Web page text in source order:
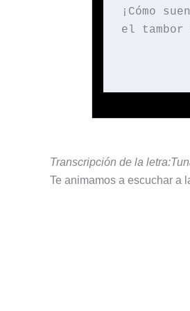
¡Cómo
el tambor
Transcripción de la
Te animamos a escuchar a